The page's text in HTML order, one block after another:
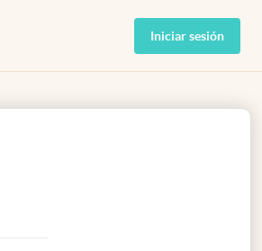
Iniciar sesión